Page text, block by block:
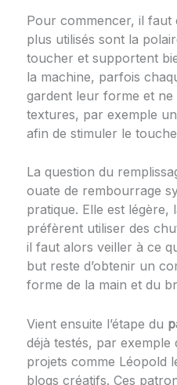
Pour commencer, il faut
plus utilisés sont la
toucher et supportent
la machine, parfois
gardent leur forme et ne
textures, par exemple
afin de stimuler le
La question du
ouate de rembourrage
pratique. Elle est légère,
préfèrent utiliser des
il faut alors veiller à ce
but reste d’obtenir un
forme de la main et du
Vient ensuite l’étape du
déjà testés, par
projets comme Léopold
blogs créatifs. Ces